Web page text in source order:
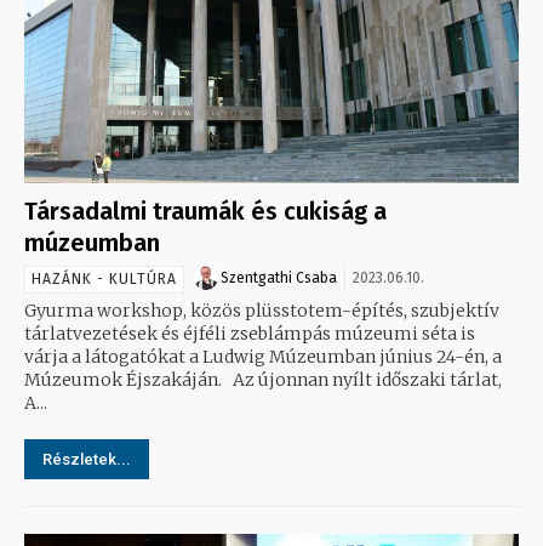
Társadalmi traumák és cukiság a
múzeumban
HAZÁNK - KULTÚRA Szentgathi Csaba 2023.06.10.
Gyurma workshop, közös plüsstotem-építés, szubjektív
tárlatvezetések és éjféli zseblámpás múzeumi séta is
várja a látogatókat a Ludwig Múzeumban június 24-én, a
Múzeumok Éjszakáján. Az újonnan nyílt időszaki tárlat,
A...
Részletek...